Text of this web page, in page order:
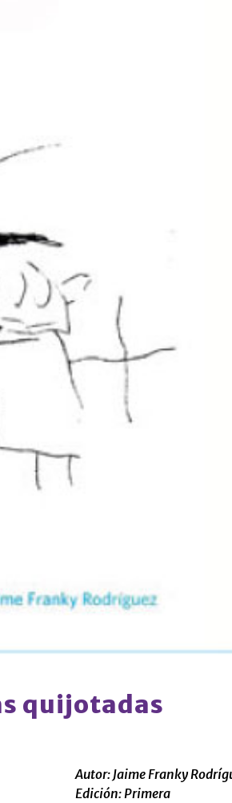
quijotadas
Autor: Jaime Franky
Edición: Primera